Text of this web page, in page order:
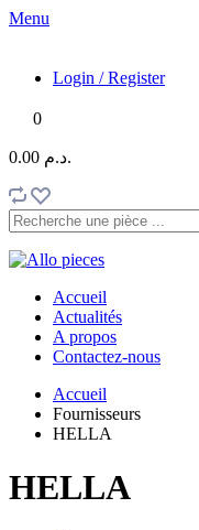
Menu
Login / Register
0
0.00 د.م.
Accueil
Actualités
A propos
Contactez-nous
Accueil
Fournisseurs
HELLA
HELLA